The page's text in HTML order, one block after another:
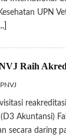
UPN
Raih
Akuntansi)
secara daring